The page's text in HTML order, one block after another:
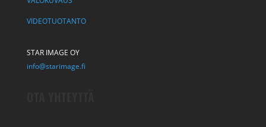
VIDEOTUOTANTO
STAR IMAGE OY
info@starimage.fi